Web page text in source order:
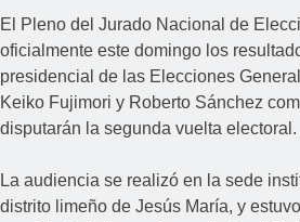
El Pleno del Jurado Nacional de
oficialmente este domingo los
presidencial de las Elecciones
Keiko Fujimori y Roberto Sánchez
disputarán la segunda vuelta electoral.
La audiencia se realizó en la sede
distrito limeño de Jesús María, y